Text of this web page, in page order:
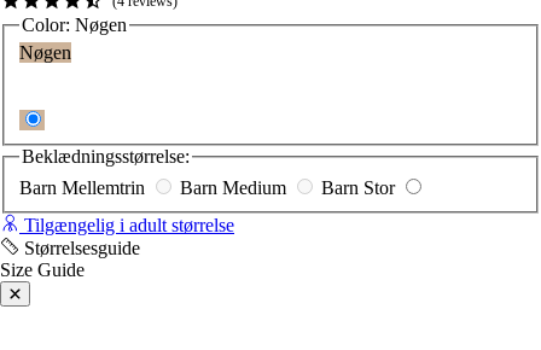
Color: Nøgen
Nøgen
Beklædningsstørrelse:
Barn Mellemtrin
Barn Medium
Barn Stor
Tilgængelig i adult størrelse
Størrelsesguide
Size Guide